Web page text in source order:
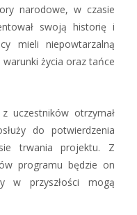
narodowe, w czasie
swoją historię i
mieli niepowtarzalną
życia oraz tańce
uczestników otrzymał
do potwierdzenia
trwania projektu. Z
programu będzie on
w przyszłości mogą